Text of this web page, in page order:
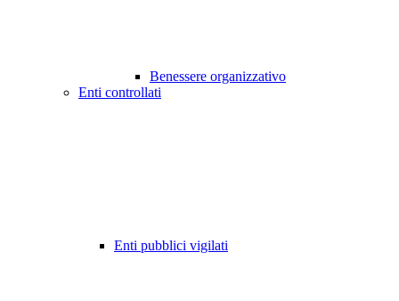
Benessere organizzativo
Enti controllati
Enti pubblici vigilati